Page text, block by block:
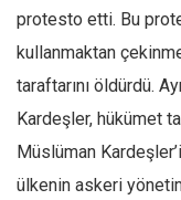
Afrika
İslam
Amerika
Avustralya
Tarih
protesto etti. Bu
kullanmaktan
taraftarını öldürdü.
Kardeşler, hükümet
Müslüman
ülkenin askeri